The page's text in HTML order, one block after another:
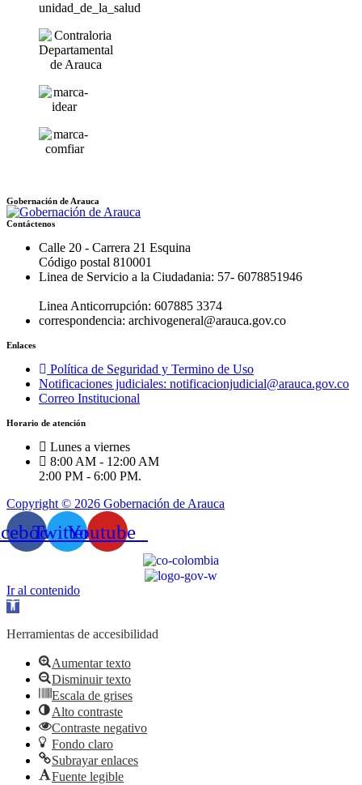
Gobernación de Arauca
Contáctenos
Calle 20 - Carrera 21 Esquina
Código postal 810001
Linea de Servicio a la Ciudadania: 57- 6078851946
Linea Anticorrupción: 607885 3374
correspondencia: archivogeneral@arauca.gov.co
Enlaces
Política de Seguridad y Termino de Uso
Notificaciones judiciales: notificacionjudicial@arauca.gov.co
Correo Institucional
Horario de atención
Lunes a viernes
8:00 AM - 12:00 AM
2:00 PM - 6:00 PM.
Copyright © 2026 Gobernación de Arauca
TwitterYoutube
Ir al contenido
Abrir
de
Herramientas de accesibilidad
Aumentar texto
Disminuir texto
Escala de grises
Alto contraste
Contraste negativo
Fondo claro
Subrayar enlaces
Fuente legible